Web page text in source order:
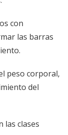
con
las barras
peso corporal,
del
las clases